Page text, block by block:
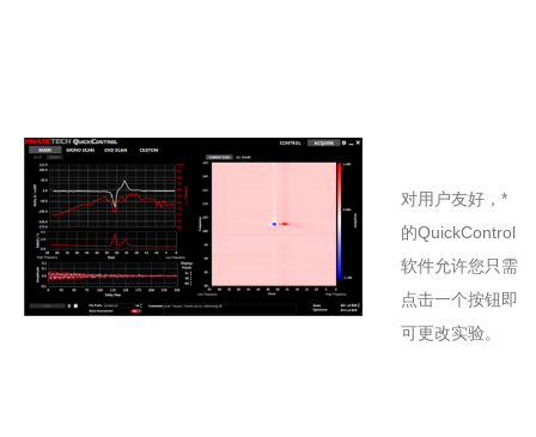
对用户友好，*
的QuickControl
软件允许您只需
点击一个按钮即
可更改实验。